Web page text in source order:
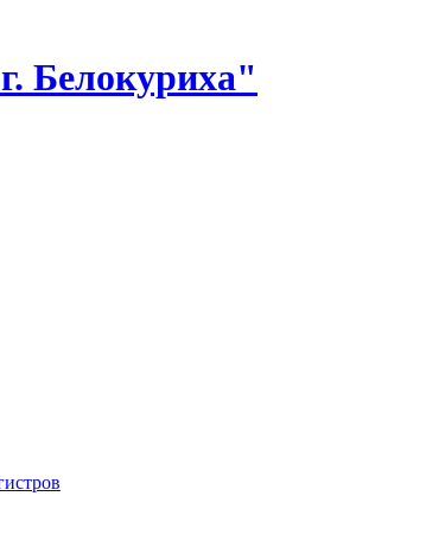
Белокуриха"